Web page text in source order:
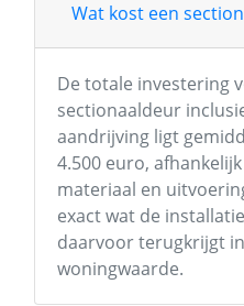
Wat kost een
De totale investering
sectionaaldeur
aandrijving ligt
4.500 euro,
materiaal en
exact wat de
daarvoor terugkrijgt
woningwaarde.